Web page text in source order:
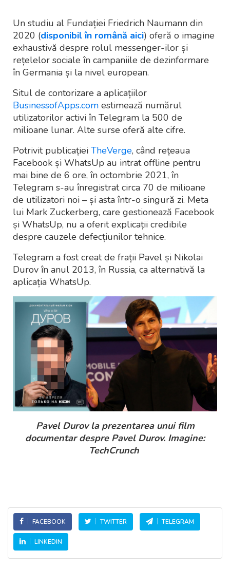
Un studiu al Fundației Friedrich Naumann din
2020 (disponibil în română aici) oferă o imagine
exhaustivă despre rolul messenger-ilor și
rețelelor sociale în campaniile de dezinformare
în Germania și la nivel european.
Situl de contorizare a aplicațiilor
BusinessofApps.com estimează numărul
utilizatorilor activi în Telegram la 500 de
milioane lunar. Alte surse oferă alte cifre.
Potrivit publicației TheVerge, când rețeaua
Facebook și WhatsUp au intrat offline pentru
mai bine de 6 ore, în octombrie 2021, în
Telegram s-au înregistrat circa 70 de milioane
de utilizatori noi – și asta într-o singură zi. Meta
lui Mark Zuckerberg, care gestionează Facebook
și WhatsUp, nu a oferit explicații credibile
despre cauzele defecțiunilor tehnice.
Telegram a fost creat de frații Pavel și Nikolai
Durov în anul 2013, în Russia, ca alternativă la
aplicația WhatsUp.
Pavel Durov la prezentarea unui film
documentar despre Pavel Durov. Imagine:
TechCrunch
FACEBOOK TWITTER TELEGRAM
LINKEDIN